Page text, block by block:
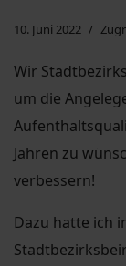
10. Juni 2022
Wir
um die
Jahren zu
verbessern!
Dazu hatte ich